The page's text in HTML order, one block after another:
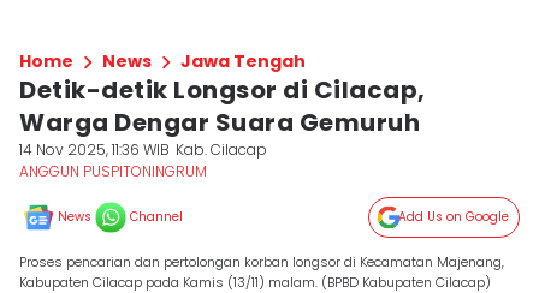
Home News Jawa Tengah
Detik-detik Longsor di Cilacap,
Warga Dengar Suara Gemuruh
14 Nov 2025, 11:36 WIB Kab. Cilacap
ANGGUN PUSPITONINGRUM
News Channel Add Us on Google
Proses pencarian dan pertolongan korban longsor di Kecamatan Majenang,
Kabupaten Cilacap pada Kamis (13/11) malam. (BPBD Kabupaten Cilacap)